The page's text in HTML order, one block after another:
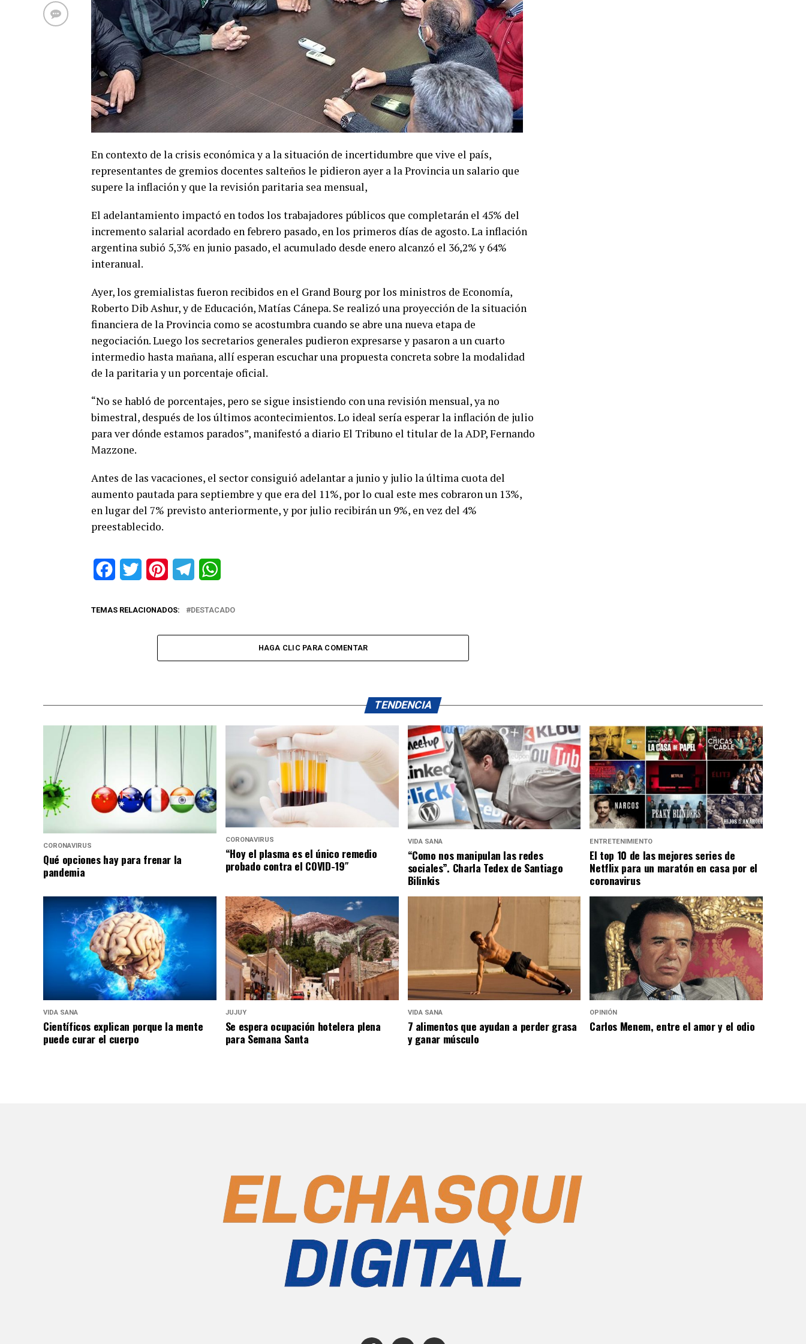
En contexto de la crisis económica y a la situación de incertidumbre que vive el país,
representantes de gremios docentes salteños le pidieron ayer a la Provincia un salario que
supere la inflación y que la revisión paritaria sea mensual,
El adelantamiento impactó en todos los trabajadores públicos que completarán el 45% del
incremento salarial acordado en febrero pasado, en los primeros días de agosto. La inflación
argentina subió 5,3% en junio pasado, el acumulado desde enero alcanzó el 36,2% y 64%
interanual.
Ayer, los gremialistas fueron recibidos en el Grand Bourg por los ministros de Economía,
Roberto Dib Ashur, y de Educación, Matías Cánepa. Se realizó una proyección de la situación
financiera de la Provincia como se acostumbra cuando se abre una nueva etapa de
negociación. Luego los secretarios generales pudieron expresarse y pasaron a un cuarto
intermedio hasta mañana, allí esperan escuchar una propuesta concreta sobre la modalidad
de la paritaria y un porcentaje oficial.
“No se habló de porcentajes, pero se sigue insistiendo con una revisión mensual, ya no
bimestral, después de los últimos acontecimientos. Lo ideal sería esperar la inflación de julio
para ver dónde estamos parados”, manifestó a diario El Tribuno el titular de la ADP, Fernando
Mazzone.
Antes de las vacaciones, el sector consiguió adelantar a junio y julio la última cuota del
aumento pautada para septiembre y que era del 11%, por lo cual este mes cobraron un 13%,
en lugar del 7% previsto anteriormente, y por julio recibirán un 9%, en vez del 4%
preestablecido.
FacebookTwitter PinterestTelegram
TEMAS RELACIONADOS: DESTACADO
HAGA CLIC PARA COMENTAR
TENDENCIA
CORONAVIRUS
Qué opciones hay para frenar la
pandemia
CORONAVIRUS
“Hoy el plasma es el único remedio
probado contra el COVID-19″
VIDA SANA
“Como nos manipulan las redes
sociales”. Charla Tedex de Santiago
Bilinkis
ENTRETENIMIENTO
El top 10 de las mejores series de
Netflix para un maratón en casa por el
coronavirus
VIDA SANA
Científicos explican porque la mente
puede curar el cuerpo
JUJUY
Se espera ocupación hotelera plena
para Semana Santa
VIDA SANA
7 alimentos que ayudan a perder grasa
y ganar músculo
OPINIÓN
Carlos Menem, entre el amor y el odio